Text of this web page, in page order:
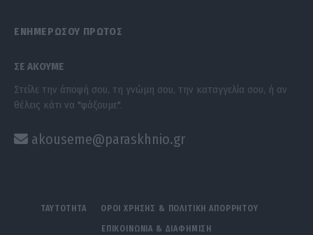
ΕΝΗΜΕΡΩΣΟΥ ΠΡΩΤΟΣ
ΣΕ ΑΚΟΥΜΕ
Στείλε την άποψή σου, τη γνώμη σου, την καταγγελία σου, ή αν
θέλεις κάτι να "ψάξουμε".
akouseme@paraskhnio.gr
ΤΑΥΤΟΤΗΤΑ ΟΡΟΙ ΧΡΗΣΗΣ & ΠΟΛΙΤΙΚΗ ΑΠΟΡΡΗΤΟΥ
ΕΠΙΚΟΙΝΩΝΙΑ & ΔΙΑΦΗΜΙΣΗ